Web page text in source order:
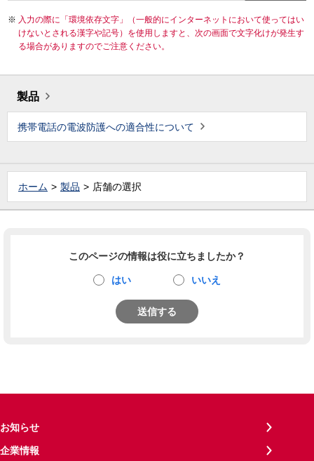
入力の際に「環境依存文字」（一般的にインターネットにおいて使ってはい
けないとされる漢字や記号）を使用しますと、次の画面で文字化けが発生す
る場合がありますのでご注意ください。
製品
携帯電話の電波防護への適合性について
ホーム 製品 店舗の選択
このページの情報は役に立ちましたか？
はい いいえ
送信する
お知らせ
企業情報